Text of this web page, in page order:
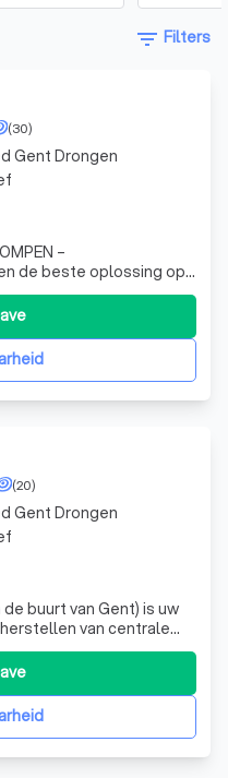
filter_list Filters
(30)
–
met uw wensen en
(de
(eventuele
enkel producten, die
Gent Drongen
(20)
buurt van Gent) is uw
van centrale
en
Al meer dan 19 jaar
deze sector. Wij
afw
Gent Drongen